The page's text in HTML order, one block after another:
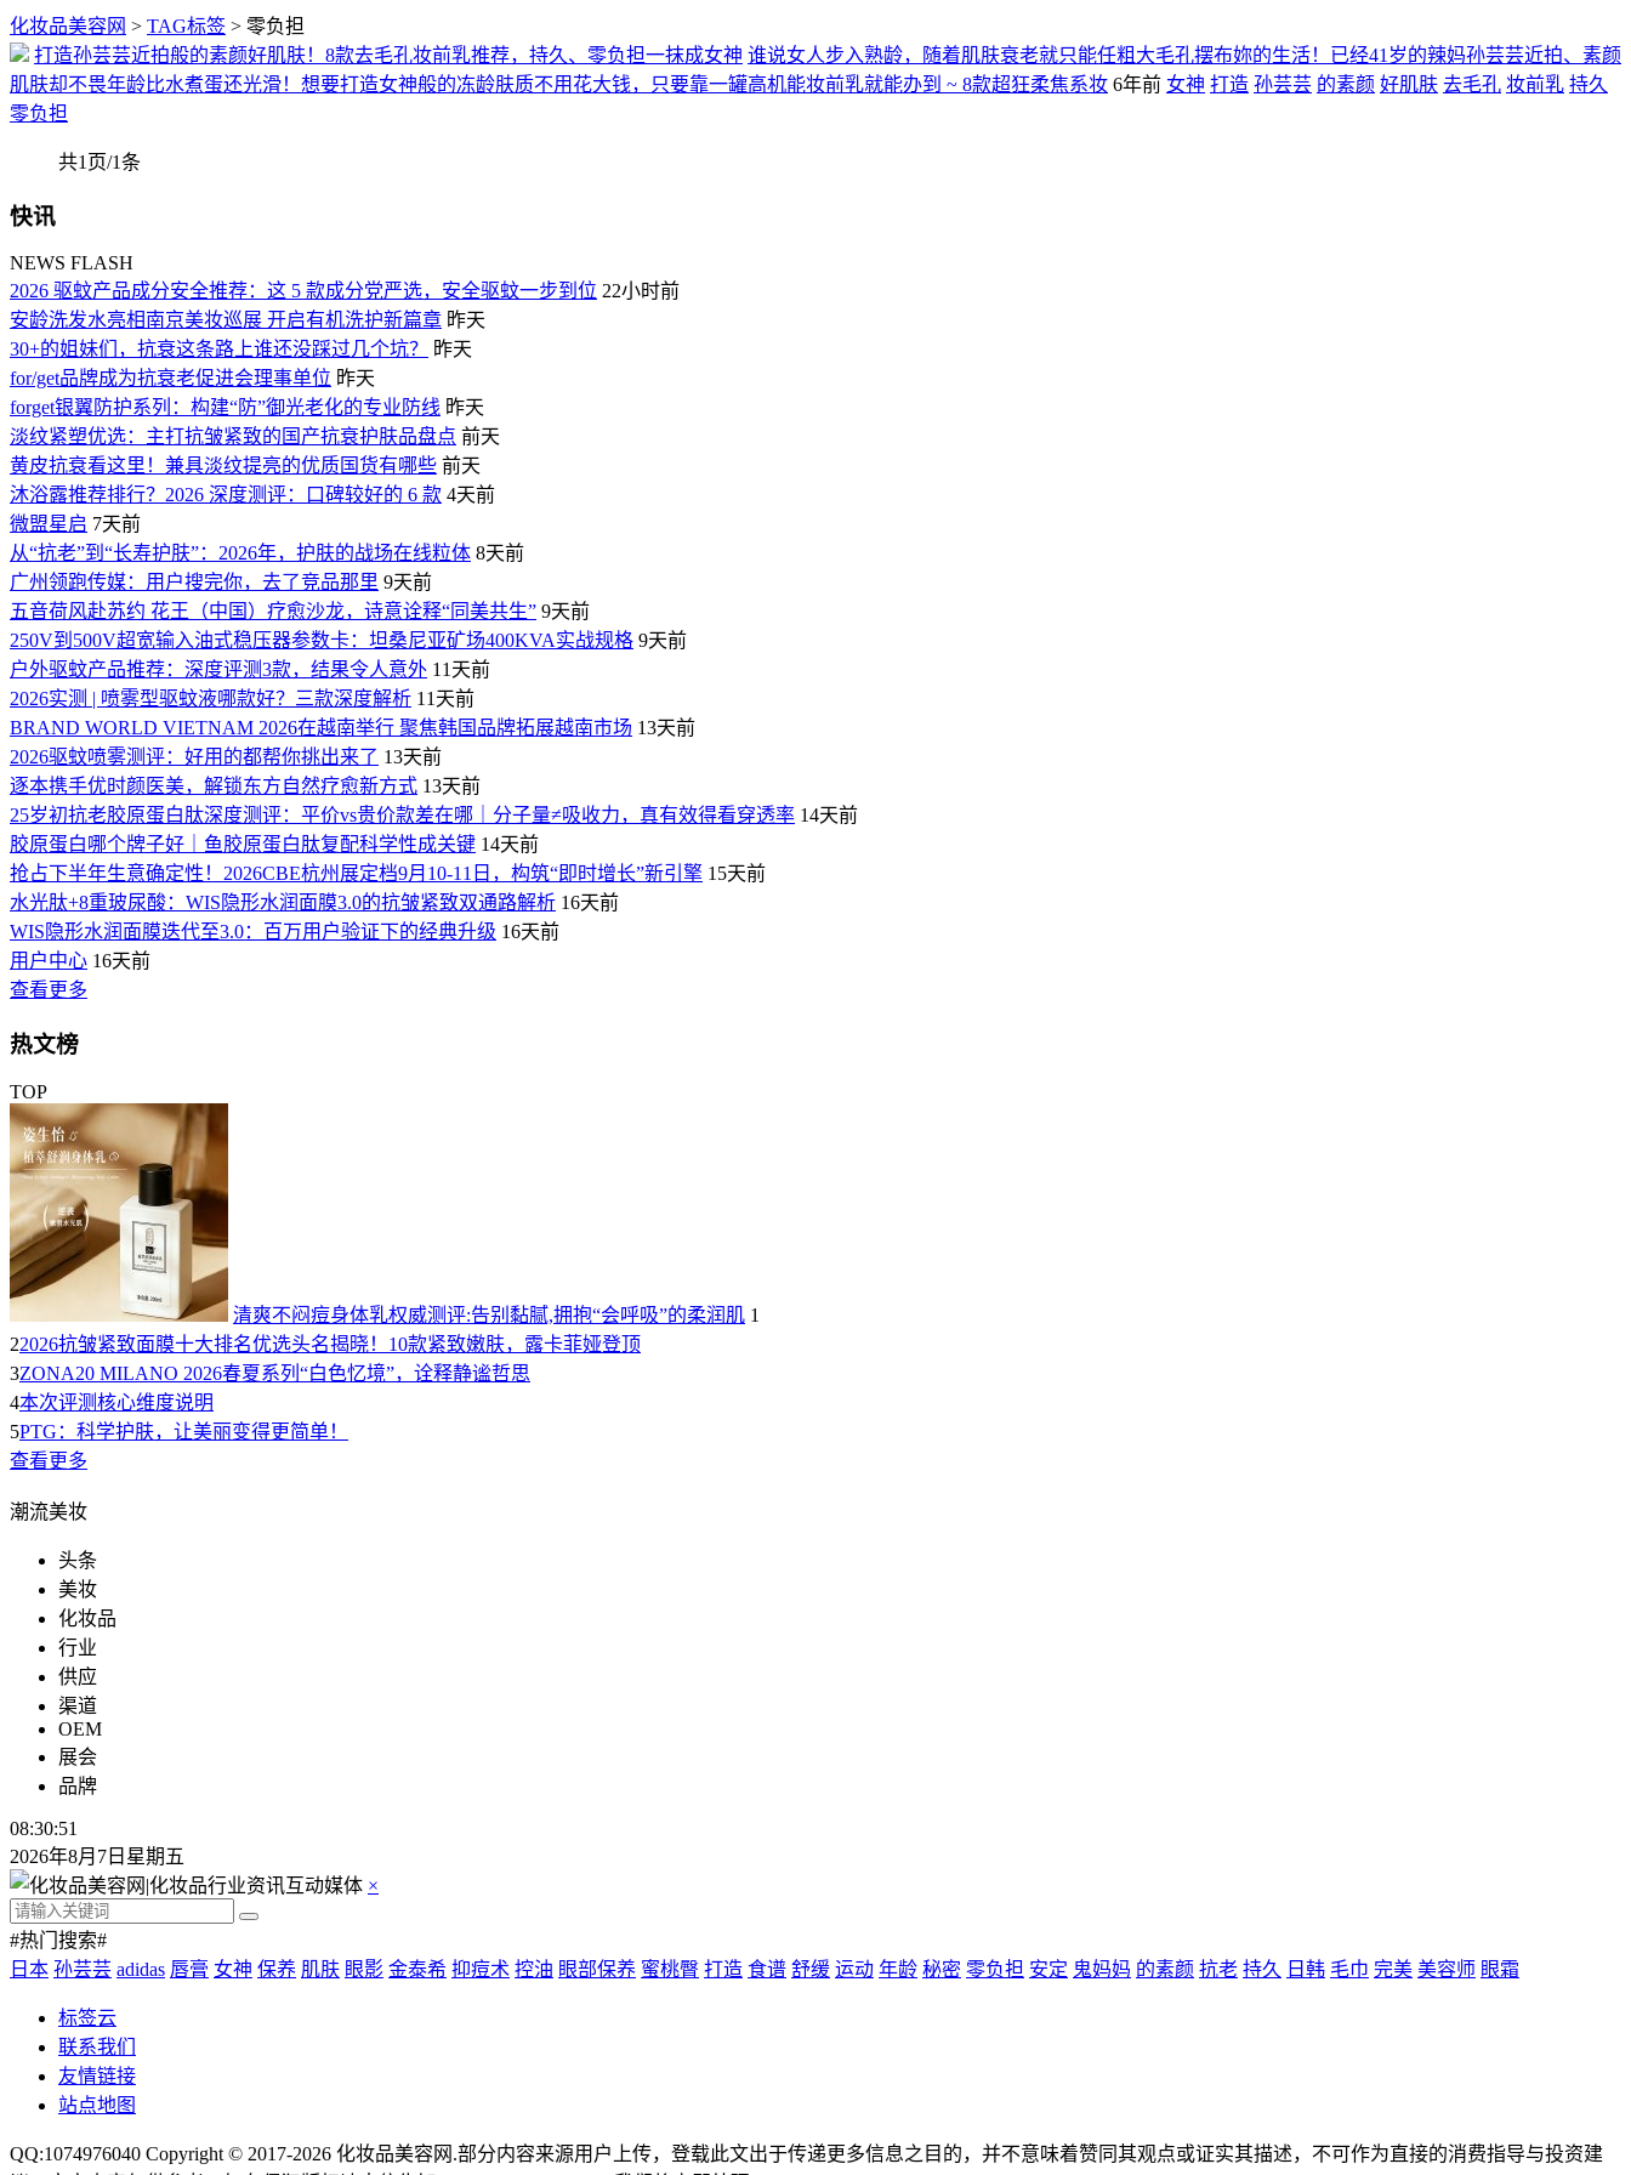
化妆品美容网 > TAG标签 > 零负担
打造孙芸芸近拍般的素颜好肌肤！8款去毛孔妆前乳推荐，持久、零负担一抹成女神 谁说女人步入熟龄，随着肌肤衰老就只能任粗大毛孔摆布妳的生活！已经41岁的辣妈孙芸芸近拍、素颜
肌肤却不畏年龄比水煮蛋还光滑！想要打造女神般的冻龄肤质不用花大钱，只要靠一罐高机能妆前乳就能办到 ~ 8款超狂柔焦系妆 6年前 女神 打造 孙芸芸 的素颜 好肌肤 去毛孔 妆前乳 持久
零负担
共1页/1条
快讯
NEWS FLASH
2026 驱蚊产品成分安全推荐：这 5 款成分党严选，安全驱蚊一步到位 22小时前
安龄洗发水亮相南京美妆巡展 开启有机洗护新篇章 昨天
30+的姐妹们，抗衰这条路上谁还没踩过几个坑？
昨天
for/get品牌成为抗衰老促进会理事单位 昨天
forget银翼防护系列：构建“防”御光老化的专业防线 昨天
淡纹紧塑优选：主打抗皱紧致的国产抗衰护肤品盘点 前天
黄皮抗衰看这里！兼具淡纹提亮的优质国货有哪些 前天
沐浴露推荐排行？2026 深度测评：口碑较好的 6 款 4天前
微盟星启 7天前
从“抗老”到“长寿护肤”：2026年，护肤的战场在线粒体 8天前
广州领跑传媒：用户搜完你，去了竞品那里 9天前
五音荷风赴苏约 花王（中国）疗愈沙龙，诗意诠释“同美共生” 9天前
250V到500V超宽输入油式稳压器参数卡：坦桑尼亚矿场400KVA实战规格 9天前
户外驱蚊产品推荐：深度评测3款，结果令人意外 11天前
2026实测 | 喷雾型驱蚊液哪款好？三款深度解析 11天前
BRAND WORLD VIETNAM 2026在越南举行 聚焦韩国品牌拓展越南市场 13天前
2026驱蚊喷雾测评：好用的都帮你挑出来了 13天前
逐本携手优时颜医美，解锁东方自然疗愈新方式 13天前
25岁初抗老胶原蛋白肽深度测评：平价vs贵价款差在哪｜分子量≠吸收力，真有效得看穿透率 14天前
胶原蛋白哪个牌子好｜鱼胶原蛋白肽复配科学性成关键 14天前
抢占下半年生意确定性！2026CBE杭州展定档9月10-11日，构筑“即时增长”新引擎 15天前
水光肽+8重玻尿酸：WIS隐形水润面膜3.0的抗皱紧致双通路解析 16天前
WIS隐形水润面膜迭代至3.0：百万用户验证下的经典升级 16天前
用户中心 16天前
查看更多
热文榜
TOP
清爽不闷痘身体乳权威测评:告别黏腻,拥抱“会呼吸”的柔润肌 1
22026抗皱紧致面膜十大排名优选头名揭晓！10款紧致嫩肤，露卡菲娅登顶
3ZONA20 MILANO 2026春夏系列“白色忆境”，诠释静谧哲思
4本次评测核心维度说明
5PTG：科学护肤，让美丽变得更简单！
查看更多
潮流美妆
头条
美妆
化妆品
行业
供应
渠道
OEM
展会
品牌
08:30:52
2026年8月7日星期五
×
#热门搜索#
日本 孙芸芸 adidas 唇膏 女神 保养 肌肤 眼影 金泰希 抑痘术 控油 眼部保养 蜜桃臀 打造 食谱 舒缓 运动 年龄 秘密 零负担 安定 鬼妈妈 的素颜 抗老 持久 日韩 毛巾 完美 美容师 眼霜
标签云
联系我们
友情链接
站点地图
QQ:1074976040 Copyright © 2017-2026 化妆品美容网 .部分内容来源用户上传，登载此文出于传递更多信息之目的，并不意味着赞同其观点或证实其描述，不可作为直接的消费指导与投资建